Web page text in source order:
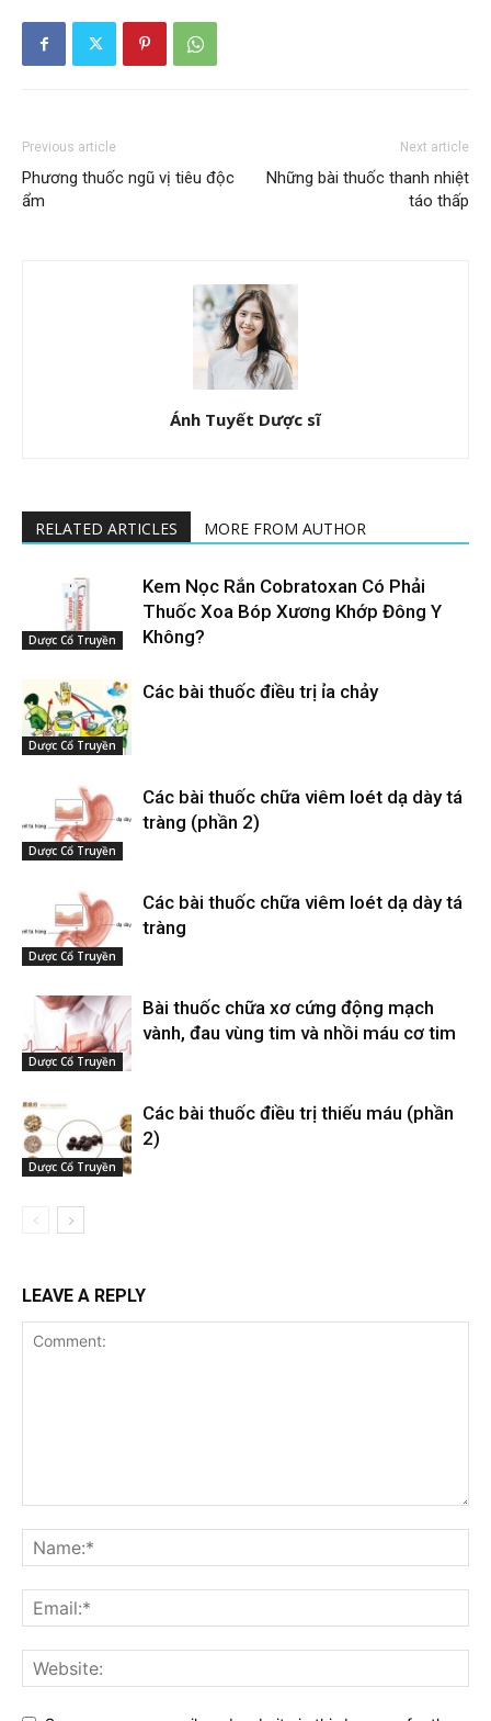
Previous article
Phương thuốc ngũ vị tiêu độc
ẩm
Next article
Những bài thuốc thanh nhiệt
táo thấp
Ánh Tuyết Dược sĩ
RELATED ARTICLES MORE FROM AUTHOR
Dược Cổ Truyền
Kem Nọc Rắn Cobratoxan Có Phải
Thuốc Xoa Bóp Xương Khớp Đông Y
Không?
Dược Cổ Truyền
Các bài thuốc điều trị ỉa chảy
Dược Cổ Truyền
Các bài thuốc chữa viêm loét dạ dày tá
tràng (phần 2)
Dược Cổ Truyền
Các bài thuốc chữa viêm loét dạ dày tá
tràng
Dược Cổ Truyền
Bài thuốc chữa xơ cứng động mạch
vành, đau vùng tim và nhồi máu cơ tim
Dược Cổ Truyền
Các bài thuốc điều trị thiếu máu (phần
2)
LEAVE A REPLY